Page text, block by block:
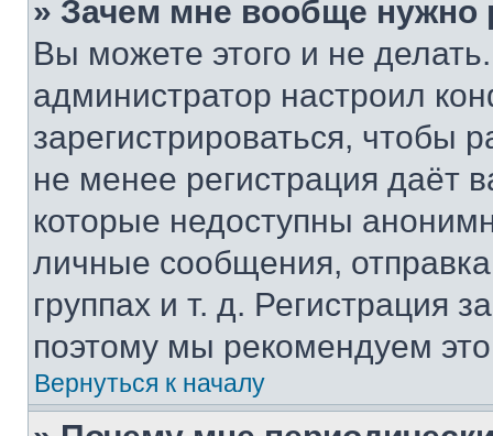
» Зачем мне вообще нужно
Вы можете этого и не
администратор настроил
зарегистрироваться, чтобы
не менее регистрация даёт
которые недоступны
личные сообщения,
группах и т. д. Регистрация
поэтому мы рекомендуем
Вернуться к началу